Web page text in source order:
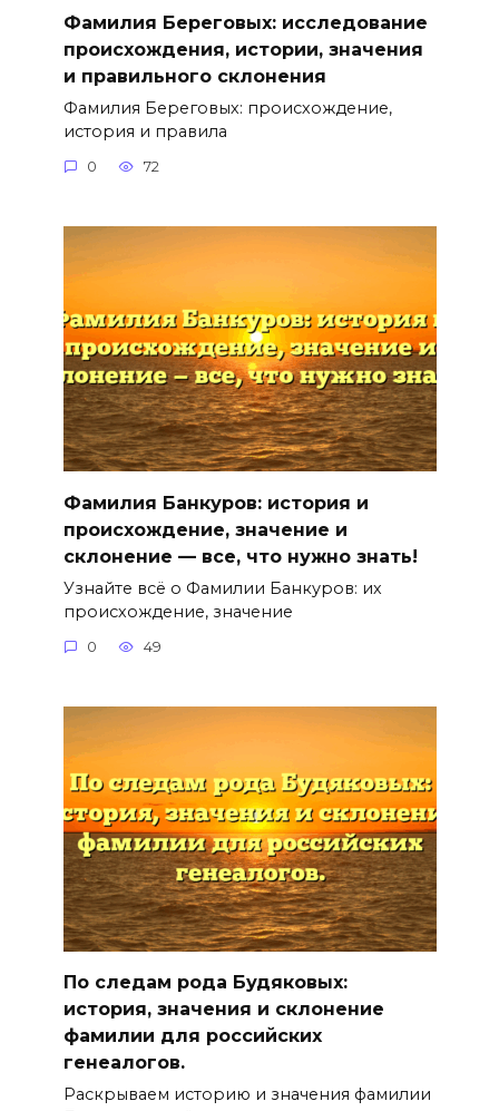
Фамилия Береговых: исследование
происхождения, истории, значения
и правильного склонения
Фамилия Береговых: происхождение,
история и правила
0 72
Фамилия Банкуров: история и
происхождение, значение и
склонение — все, что нужно знать!
Узнайте всё о Фамилии Банкуров: их
происхождение, значение
0 49
По следам рода Будяковых:
история, значения и склонение
фамилии для российских
генеалогов.
Раскрываем историю и значения фамилии